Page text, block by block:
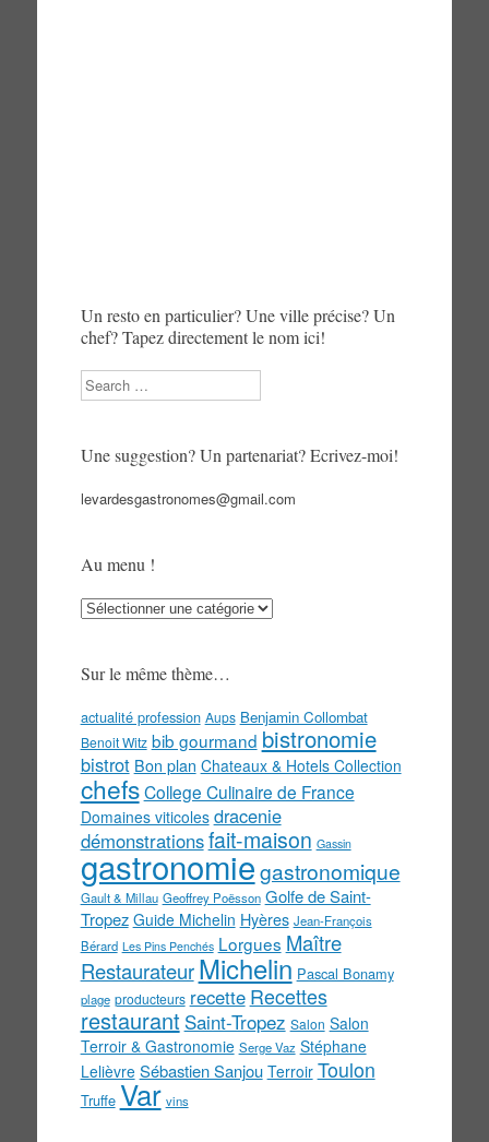
Un resto en particulier? Une ville précise? Un
chef? Tapez directement le nom ici!
Search
Une suggestion? Un partenariat? Ecrivez-moi!
levardesgastronomes@gmail.com
Au menu !
Au
Sur le même thème…
actualité profession Aups Benjamin Collombat
Benoit Witz bib gourmand bistronomie
bistrot Bon plan Chateaux & Hotels Collection
chefs College Culinaire de France
Domaines viticoles dracenie
démonstrationsfait-maison Gassin
gastronomiegastronomique
Gault & Millau Geoffrey Poësson Golfe de Saint-
Tropez Guide Michelin Hyères Jean-François
Bérard Les Pins Penchés Lorgues Maître
Restaurateur Michelin Pascal Bonamy
plage producteurs recette Recettes
restaurant Saint-Tropez Salon Salon
Terroir & Gastronomie Serge Vaz Stéphane
Lelièvre Sébastien Sanjou Terroir Toulon
Truffe Var vins